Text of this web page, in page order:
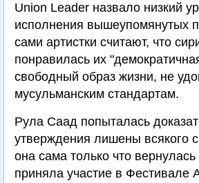
Union Leader назвало низкий
исполнения вышеупомянутых
сами артистки считают, что
понравилась их
свободный образ жизни, не
мусульманским стандартам.
Рула Саад попыталась
утверждения лишены всякого
она сама только что
приняла участие в Фестивале